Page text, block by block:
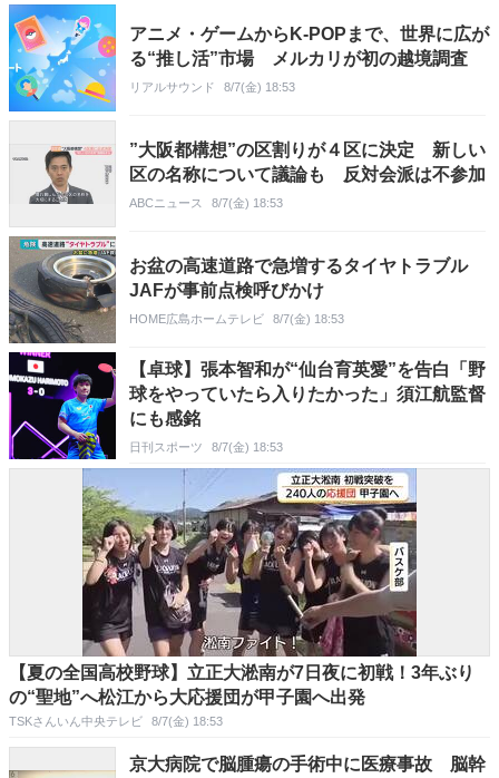
アニメ・ゲームからK-POPまで、世界に広が
る“推し活”市場 メルカリが初の越境調査
リアルサウンド 8/7(金) 18:53
”大阪都構想”の区割りが４区に決定 新しい
区の名称について議論も 反対会派は不参加
ABCニュース 8/7(金) 18:53
お盆の高速道路で急増するタイヤトラブル
JAFが事前点検呼びかけ
HOME広島ホームテレビ 8/7(金) 18:53
【卓球】張本智和が“仙台育英愛”を告白「野
球をやっていたら入りたかった」須江航監督
にも感銘
日刊スポーツ 8/7(金) 18:53
【夏の全国高校野球】立正大淞南が7日夜に初戦！3年ぶり
の“聖地”へ松江から大応援団が甲子園へ出発
TSKさんいん中央テレビ 8/7(金) 18:53
京大病院で脳腫瘍の手術中に医療事故 脳幹